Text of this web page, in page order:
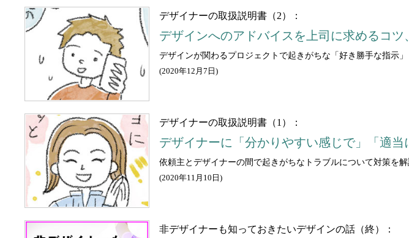
デザイナーの取扱説明書（2）：
デザインへのアドバイスを上司に求めるコ
デザインが関わるプロジェクトで起きがちな「好き勝手な指示
(2020年12月7日 )
デザイナーの取扱説明書（1）：
デザイナーに「分かりやすい感じで」「適
依頼主とデザイナーの間で起きがちなトラブルについて対策を
(2020年11月10日 )
非デザイナーも知っておきたいデザインの話（終）：